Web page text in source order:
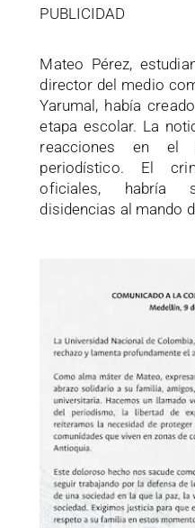
PUBLICIDAD
Mateo Pérez,
director del medio
Yarumal, había
etapa escolar. La
reacciones en el
periodístico. El
oficiales, habría
disidencias al mando